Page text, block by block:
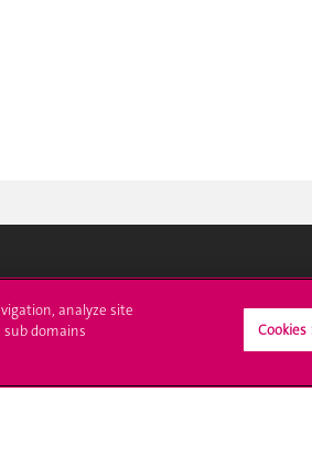
L'UNIGE vous informe
Médias
analyze site
domains